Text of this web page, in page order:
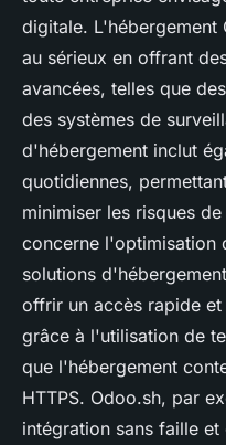
digitale.
au sérieux en offrant
avancées, telles que
des systèmes de
d'hébergement inclut
quotidiennes,
minimiser les risques
concerne l'optimisation
solutions
offrir un accès rapide
grâce à l'utilisation de
que l'hébergement
HTTPS. Odoo.sh, par
intégration sans faille